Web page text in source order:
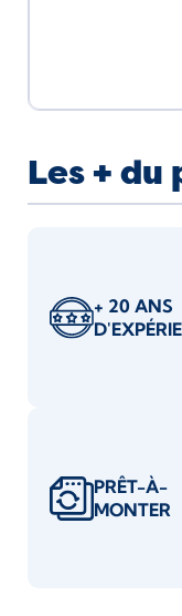
Les +
+ 20 ANS
PRÊT-À-
MONTER